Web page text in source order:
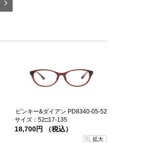
ピンキー&ダイアン PD8340-05-52
サイズ：52□17-135
18,700円 （税込）
拡大